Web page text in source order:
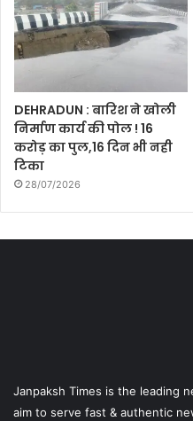
DEHRADUN : बारिश ने खोली
निर्माण कार्य की पोल ! 16
करोड़ का पुल,16 दिन भी नही
टिका
28/07/2026
Janpaksh Times is the leading
aim to serve fast & authentic